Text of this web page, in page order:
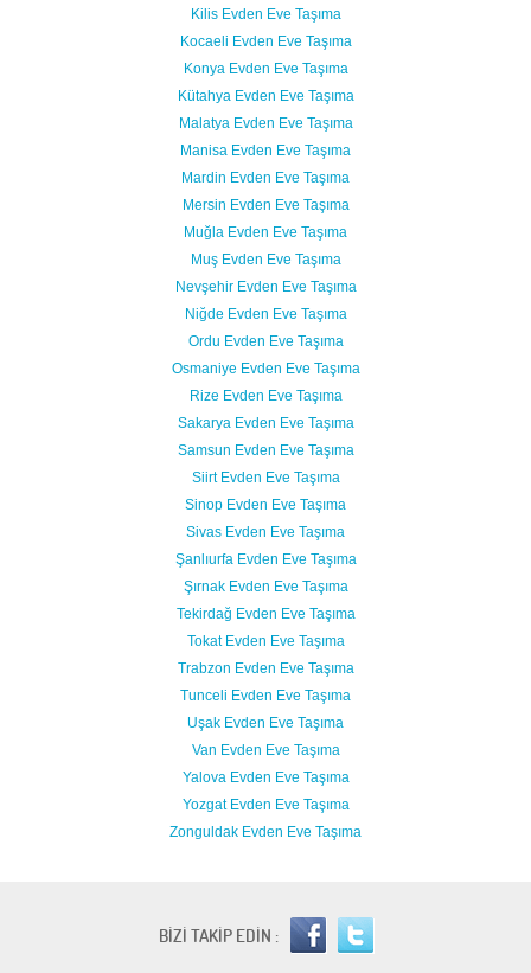
Kilis Evden Eve Taşıma
Kocaeli Evden Eve Taşıma
Konya Evden Eve Taşıma
Kütahya Evden Eve Taşıma
Malatya Evden Eve Taşıma
Manisa Evden Eve Taşıma
Mardin Evden Eve Taşıma
Mersin Evden Eve Taşıma
Muğla Evden Eve Taşıma
Muş Evden Eve Taşıma
Nevşehir Evden Eve Taşıma
Niğde Evden Eve Taşıma
Ordu Evden Eve Taşıma
Osmaniye Evden Eve Taşıma
Rize Evden Eve Taşıma
Sakarya Evden Eve Taşıma
Samsun Evden Eve Taşıma
Siirt Evden Eve Taşıma
Sinop Evden Eve Taşıma
Sivas Evden Eve Taşıma
Şanlıurfa Evden Eve Taşıma
Şırnak Evden Eve Taşıma
Tekirdağ Evden Eve Taşıma
Tokat Evden Eve Taşıma
Trabzon Evden Eve Taşıma
Tunceli Evden Eve Taşıma
Uşak Evden Eve Taşıma
Van Evden Eve Taşıma
Yalova Evden Eve Taşıma
Yozgat Evden Eve Taşıma
Zonguldak Evden Eve Taşıma
BİZİ TAKİP EDİN :